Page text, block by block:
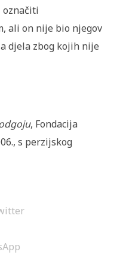
označiti
ali on nije bio njegov
djela zbog kojih nije
, Fondacija
s perzijskog